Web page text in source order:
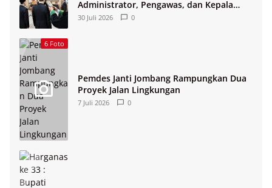
Administrator, Pengawas, dan Kepala
Sekolah
30 Juli 2026 0
6 Foto
Pemdes Janti Jombang Rampungkan Dua
Proyek Jalan Lingkungan
7 Juli 2026 0